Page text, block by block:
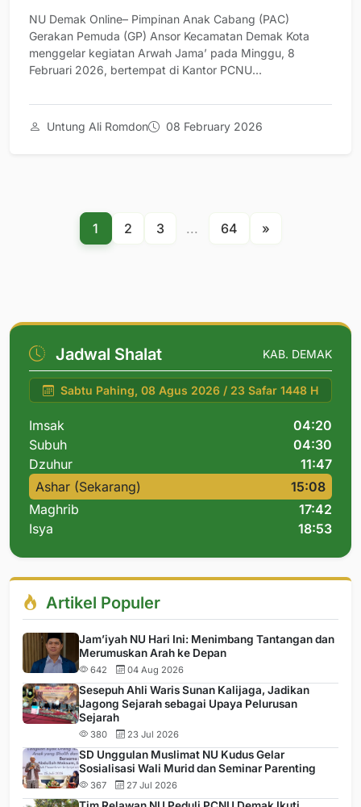
NU Demak Online– Pimpinan Anak Cabang (PAC)
Gerakan Pemuda (GP) Ansor Kecamatan Demak Kota
menggelar kegiatan Arwah Jama’ pada Minggu, 8
Februari 2026, bertempat di Kantor PCNU...
Untung Ali Romdon 08 February 2026
1 2 3 ... 64 »
Jadwal Shalat KAB. DEMAK
Sabtu Pahing, 08 Agus 2026 / 23 Safar 1448 H
Imsak
04:20
Subuh
04:30
Dzuhur
11:47
Ashar (Sekarang)
15:08
Maghrib
17:42
Isya
18:53
Artikel Populer
Jam’iyah NU Hari Ini: Menimbang Tantangan dan
Merumuskan Arah ke Depan
642 04 Aug 2026
Sesepuh Ahli Waris Sunan Kalijaga, Jadikan
Jagong Sejarah sebagai Upaya Pelurusan
Sejarah
380 23 Jul 2026
SD Unggulan Muslimat NU Kudus Gelar
Sosialisasi Wali Murid dan Seminar Parenting
367 27 Jul 2026